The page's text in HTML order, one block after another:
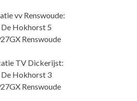
vv Renswoude:
De Hokhorst 5
Renswoude
TV Dickerijst:
De Hokhorst 3
Renswoude